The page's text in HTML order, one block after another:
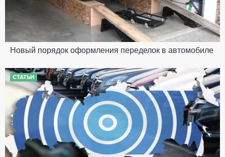
Новый порядок оформления переделок в автомобиле
СТАТЬИ